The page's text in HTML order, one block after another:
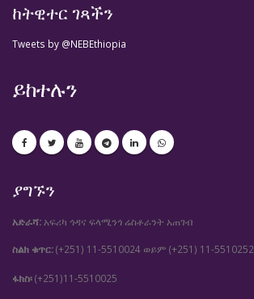
ከትዊተር ገጻችን
Tweets by @NEBEthiopia
ይከተሉን
ያግኙን
አድራሻ: አፍሪካ ጎዳና ፍላሚንጎ ሬስቶራንት አጠገብ
ስልክ ቁጥር:(+251) 11-5510024 ወይም (+251) 11-5510252
ፋክስ፡(+251)11-5510025